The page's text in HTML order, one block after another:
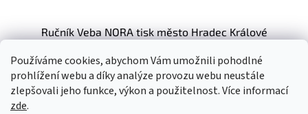
Používáme cookies, abychom Vám umožnili pohodlné
prohlížení webu a díky analýze provozu webu neustále
zlepšovali jeho funkce, výkon a použitelnost. Více informací
zde.
Ručník Veba NORA tisk město Hradec Králové
239,67 Kč bez DPH
290 Kč
50x100 cm